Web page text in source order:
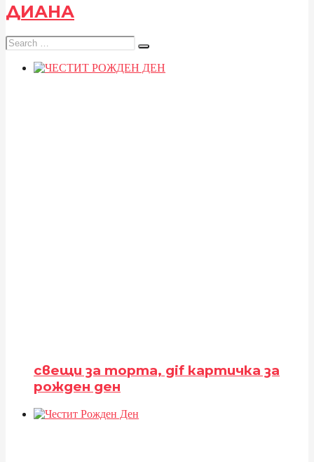
ДИАНА
Search
for:
свещи за торта, gif картичка за
рожден ден